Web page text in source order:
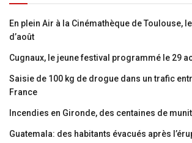
En plein Air à la Cinémathèque de Toulouse,
d’août
Cugnaux, le jeune festival programmé le 29
Saisie de 100 kg de drogue dans un trafic
France
Incendies en Gironde, des centaines de
Guatemala: des habitants évacués après